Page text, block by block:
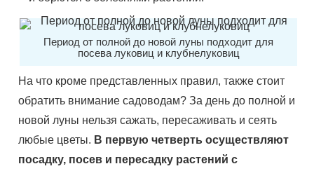
Период от полной до новой луны подходит для
посева луковиц и клубнелуковиц
На что кроме представленных правил, также стоит
обратить внимание садоводам? За день до полной и
новой луны нельзя сажать, пересаживать и сеять
любые цветы. В первую четверть осуществляют
посадку, посев и пересадку растений с